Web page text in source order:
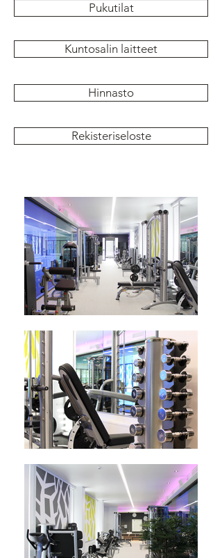
Pukutilat
Kuntosalin laitteet
Hinnasto
Rekisteriseloste